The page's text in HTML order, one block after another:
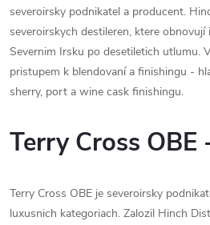
severoirsky podnikatel a producent.
severoirskych destileren, ktere
Severnim Irsku po desetiletich utlumu.
pristupem k blendovaní a finishingu -
sherry, port a wine cask finishingu.
Terry Cross
Terry Cross OBE je severoirsky
luxusnich kategoriach. Zalozil Hinch